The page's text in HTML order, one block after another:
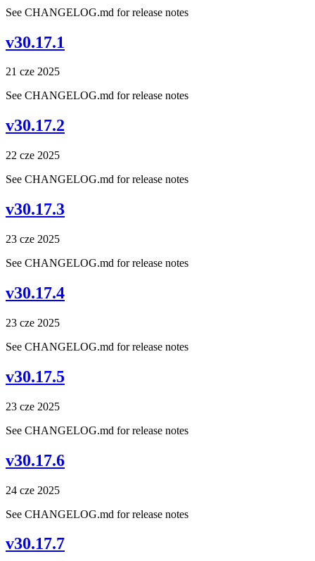
See CHANGELOG.md for release notes
v30.17.1
21 cze 2025
See CHANGELOG.md for release notes
v30.17.2
22 cze 2025
See CHANGELOG.md for release notes
v30.17.3
23 cze 2025
See CHANGELOG.md for release notes
v30.17.4
23 cze 2025
See CHANGELOG.md for release notes
v30.17.5
23 cze 2025
See CHANGELOG.md for release notes
v30.17.6
24 cze 2025
See CHANGELOG.md for release notes
v30.17.7